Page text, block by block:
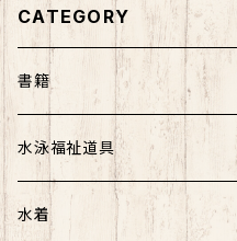
CATEGORY
書籍
水泳福祉道具
水着